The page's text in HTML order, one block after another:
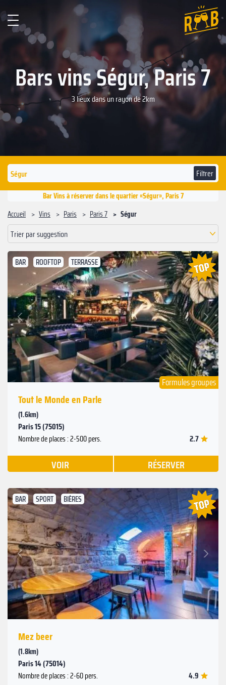
Bars vins Ségur, Paris 7
3 lieux dans un rayon de 2km
Filtrer
Bar Vins à réserver dans le quartier «Ségur», Paris 7
Accueil
Vins Paris Paris 7 Ségur
Trier par suggestion
BAR ROOFTOP TERRASSE
Précédent
Suivant
Formules groupes
Tout le Monde en Parle
(1.6km)
Paris 15 (75015)
Nombre de places : 2-500 pers. 2.7
VOIR RÉSERVER
BAR SPORT BIÈRES
Précédent
Suivant
Mez beer
(1.8km)
Paris 14 (75014)
Nombre de places : 2-60 pers. 4.9